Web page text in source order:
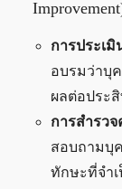
การประเ
อบรมว่าบุ
ผลต่อประ
การสำรว
สอบถามบุ
ทักษะที่จำ